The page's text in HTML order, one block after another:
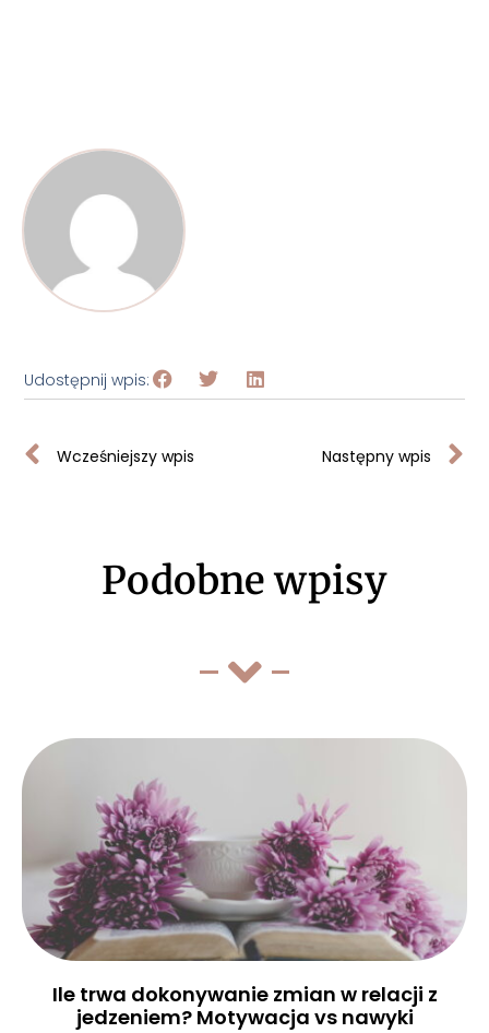
Udostępnij wpis:
Wcześniejszy wpis Następny wpis
Podobne wpisy
Ile trwa dokonywanie zmian w relacji z
jedzeniem? Motywacja vs nawyki